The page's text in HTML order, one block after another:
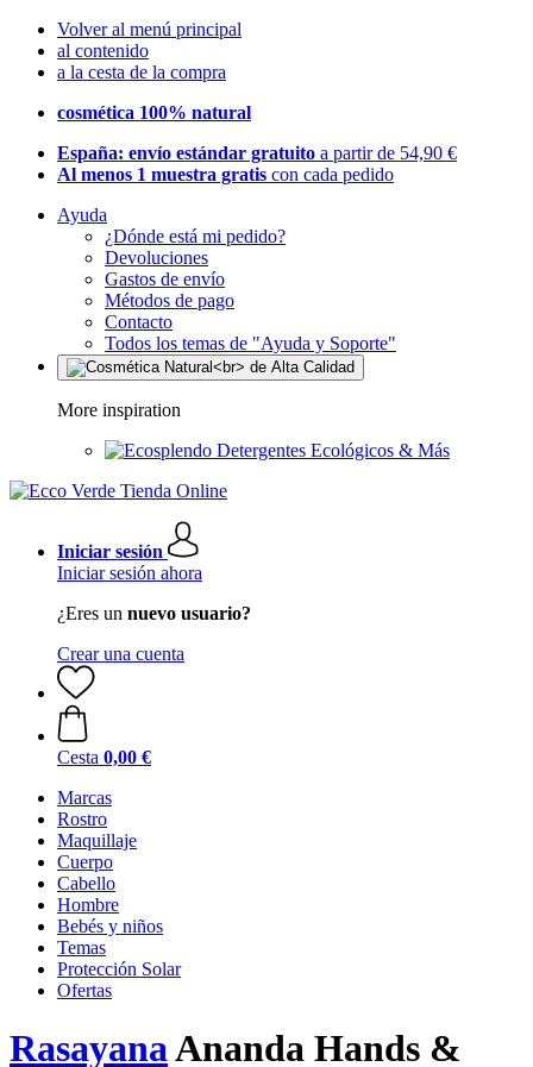
Volver al menú principal
al contenido
a la cesta de la compra
cosmética 100% natural
España: envío estándar gratuito a partir de 54,90 €
Al menos 1 muestra gratis con cada pedido
Ayuda
¿Dónde está mi pedido?
Devoluciones
Gastos de envío
Métodos de pago
Contacto
Todos los temas de "Ayuda y Soporte"
More inspiration
Detergentes Ecológicos & Más
Iniciar sesión
Iniciar sesión ahora
¿Eres un nuevo usuario?
Crear una cuenta
Cesta 0,00 €
Marcas
Rostro
Maquillaje
Cuerpo
Cabello
Hombre
Bebés y niños
Temas
Protección Solar
Ofertas
RasayanaAnanda Hands &